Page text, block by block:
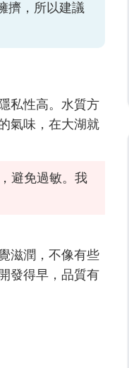
擠，所以建議
私性高。水質方
氣味，在大湖就
避免過敏。我
滋潤，不像有些
發得早，品質有